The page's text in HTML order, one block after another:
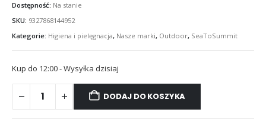
Dostępność: Na stanie
SKU: 9327868144952
Kategorie: Higiena i pielęgnacja, Nasze marki, Outdoor, SeaToSummit
Kup do 12:00 - Wysyłka dzisiaj
DODAJ DO KOSZYKA